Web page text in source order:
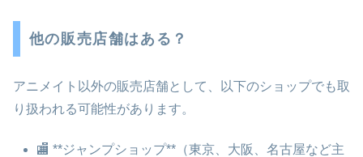
他の販売店舗はある？
アニメイト以外の販売店舗として、以下のショップでも取
り扱われる可能性があります。
🏬 **ジャンプショップ**（東京、大阪、名古屋など主